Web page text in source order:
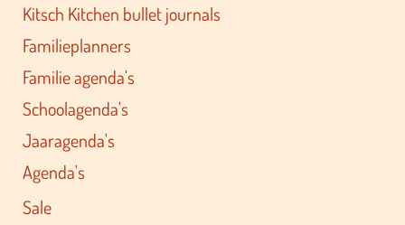
Kitsch Kitchen bullet journals
Familieplanners
Familie agenda's
Schoolagenda's
Jaaragenda's
Agenda's
Sale